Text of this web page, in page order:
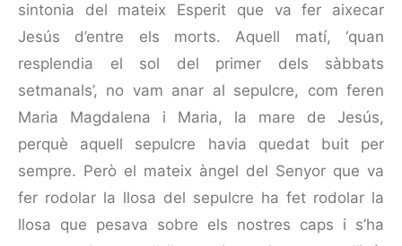
sintonia del mateix Esperit que va fer aixecar
Jesús d’entre els morts. Aquell matí, ‘quan
resplendia el sol del primer dels sàbbats
setmanals’, no vam anar al sepulcre, com feren
Maria Magdalena i Maria, la mare de Jesús,
perquè aquell sepulcre havia quedat buit per
sempre. Però el mateix àngel del Senyor que va
fer rodolar la llosa del sepulcre ha fet rodolar la
llosa que pesava sobre els nostres caps i s’ha